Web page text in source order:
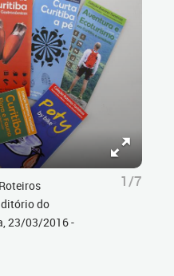
do
23/03/2016 -
1/7